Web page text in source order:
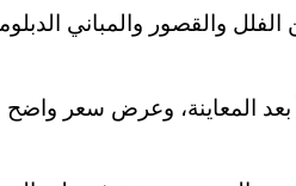
والقصور والمباني
بعد المعاينة، وعرض سعر